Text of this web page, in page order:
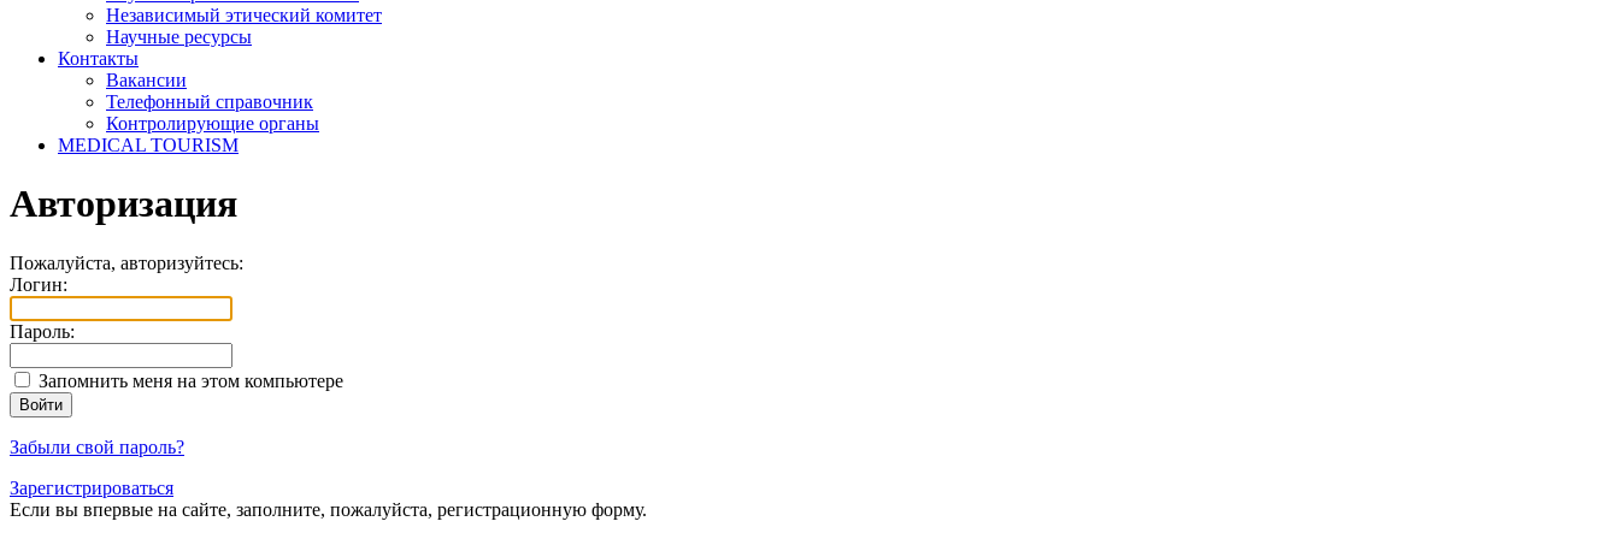
Независимый этический комитет
Научные ресурсы
Контакты
Вакансии
Телефонный справочник
Контролирующие органы
MEDICAL TOURISM
Авторизация
Пожалуйста, авторизуйтесь:
Логин:
Пароль:
Запомнить меня на этом компьютере
Забыли свой пароль?
Зарегистрироваться
Если вы впервые на сайте, заполните, пожалуйста, регистрационную форму.